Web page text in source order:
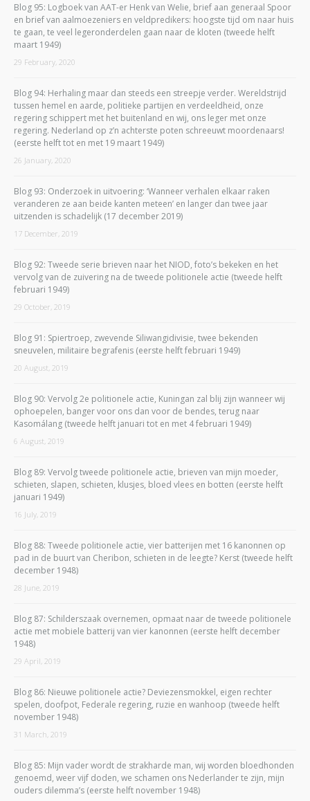
Blog 95: Logboek van AAT-er Henk van Welie, brief aan generaal Spoor
en brief van aalmoezeniers en veldpredikers: hoogste tijd om naar huis
te gaan, te veel legeronderdelen gaan naar de kloten (tweede helft
maart 1949)
29 February, 2020
Blog 94: Herhaling maar dan steeds een streepje verder. Wereldstrijd
tussen hemel en aarde, politieke partijen en verdeeldheid, onze
regering schippert met het buitenland en wij, ons leger met onze
regering. Nederland op z’n achterste poten schreeuwt moordenaars!
(eerste helft tot en met 19 maart 1949)
26 January, 2020
Blog 93: Onderzoek in uitvoering: ‘Wanneer verhalen elkaar raken
veranderen ze aan beide kanten meteen’ en langer dan twee jaar
uitzenden is schadelijk (17 december 2019)
17 December, 2019
Blog 92: Tweede serie brieven naar het NIOD, foto’s bekeken en het
vervolg van de zuivering na de tweede politionele actie (tweede helft
februari 1949)
29 October, 2019
Blog 91: Spiertroep, zwevende Siliwangidivisie, twee bekenden
sneuvelen, militaire begrafenis (eerste helft februari 1949)
20 August, 2019
Blog 90: Vervolg 2e politionele actie, Kuningan zal blij zijn wanneer wij
ophoepelen, banger voor ons dan voor de bendes, terug naar
Kasomálang (tweede helft januari tot en met 4 februari 1949)
6 August, 2019
Blog 89: Vervolg tweede politionele actie, brieven van mijn moeder,
schieten, slapen, schieten, klusjes, bloed vlees en botten (eerste helft
januari 1949)
16 July, 2019
Blog 88: Tweede politionele actie, vier batterijen met 16 kanonnen op
pad in de buurt van Cheribon, schieten in de leegte? Kerst (tweede helft
december 1948)
28 June, 2019
Blog 87: Schilderszaak overnemen, opmaat naar de tweede politionele
actie met mobiele batterij van vier kanonnen (eerste helft december
1948)
29 April, 2019
Blog 86: Nieuwe politionele actie? Deviezensmokkel, eigen rechter
spelen, doofpot, Federale regering, ruzie en wanhoop (tweede helft
november 1948)
31 March, 2019
Blog 85: Mijn vader wordt de strakharde man, wij worden bloedhonden
genoemd, weer vijf doden, we schamen ons Nederlander te zijn, mijn
ouders dilemma’s (eerste helft november 1948)